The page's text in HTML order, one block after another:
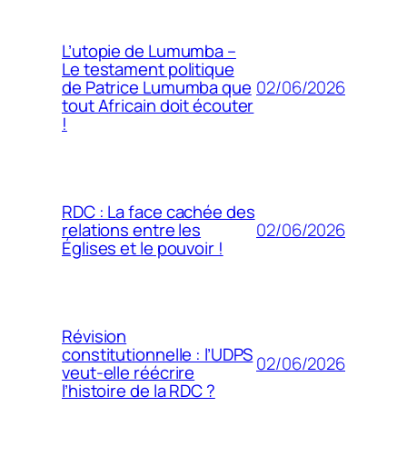
L’utopie de Lumumba –
Le testament politique
de Patrice Lumumba que
tout Africain doit écouter
!
02/06/2026
RDC : La face cachée des
relations entre les
Églises et le pouvoir !
02/06/2026
Révision
constitutionnelle : l’UDPS
veut-elle réécrire
l’histoire de la RDC ?
02/06/2026